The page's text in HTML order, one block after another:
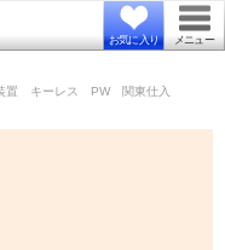
お気に入り メニュー
装置 キーレス PW 関東仕入